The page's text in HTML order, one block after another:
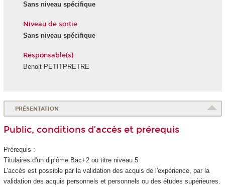
Sans niveau spécifique
Niveau de sortie
Sans niveau spécifique
Responsable(s)
Benoit PETITPRETRE
PRÉSENTATION
Public, conditions d’accès et prérequis
Prérequis :
Titulaires d'un diplôme Bac+2 ou titre niveau 5
L'accès est possible par la validation des acquis de l'expérience, par la
validation des acquis personnels et personnels ou des études supérieures.